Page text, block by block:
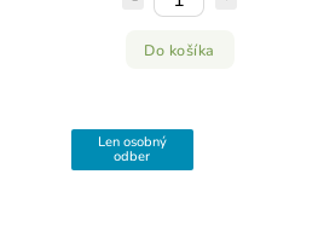
Do košíka
Len osobný
odber